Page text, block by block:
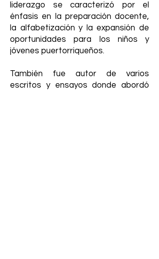
liderazgo se caracterizó por el
énfasis en la preparación docente,
la alfabetización y la expansión de
oportunidades para los niños y
jóvenes puertorriqueños.
También fue autor de varios
escritos y ensayos donde abordó